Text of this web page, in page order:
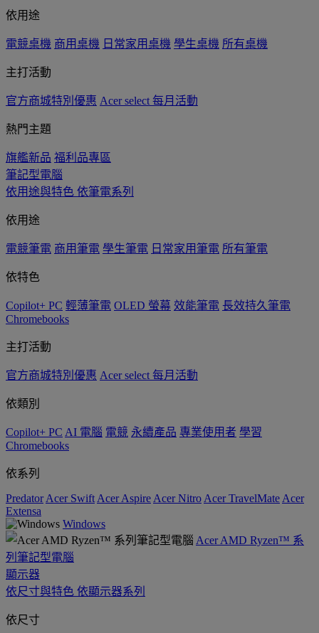
依用途
電競桌機 商用桌機 日常家用桌機 學生桌機 所有桌機
主打活動
官方商城特別優惠 Acer select 每月活動
熱門主題
旗艦新品 福利品專區
筆記型電腦
依用途與特色 依筆電系列
依用途
電競筆電 商用筆電 學生筆電 日常家用筆電 所有筆電
依特色
Copilot+ PC 輕薄筆電 OLED 螢幕 效能筆電 長效持久筆電
Chromebooks
主打活動
官方商城特別優惠 Acer select 每月活動
依類別
Copilot+ PC AI 電腦 電競 永續產品 專業使用者 學習
Chromebooks
依系列
Predator Acer Swift Acer Aspire Acer Nitro Acer TravelMate Acer
Extensa
Windows
Acer AMD Ryzen™ 系
列筆記型電腦
顯示器
依尺寸與特色 依顯示器系列
依尺寸